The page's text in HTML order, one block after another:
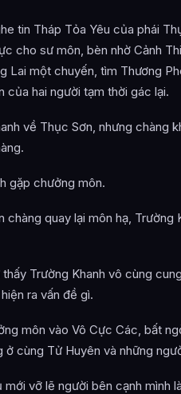
tin Tháp Tỏa Yêu của phái
cho sư môn, bèn nhờ Cảnh
Lai một chuyến, tìm Thương
của hai người tạm thời gác lại.
về Thục Sơn, nhưng chàng
gặp chưởng môn.
quay lại môn hạ, Trường
Trường Khanh vô cùng
ra vấn đề gì.
môn vào Vô Cực Các, bất
cùng Tử Huyên và những
vỡ lẽ người bên cạnh mình